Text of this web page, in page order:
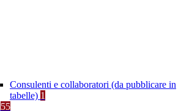
Consulenti e collaboratori (da pubblicare in
tabelle) 1
55